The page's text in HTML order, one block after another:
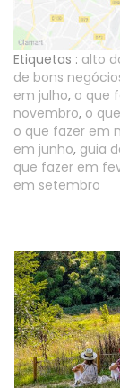
Etiquetas : alto
de bons
em julho, o que
novembro, o
o que fazer em
em junho, guia
que fazer em
em setembro